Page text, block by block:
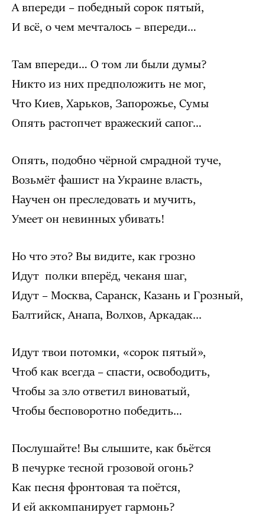
А впереди – победный сорок пятый,
И всё, о чем мечталось – впереди…
Там впереди… О том ли были думы?
Никто из них предположить не мог,
Что Киев, Харьков, Запорожье, Сумы
Опять растопчет вражеский сапог…
Опять, подобно чёрной смрадной туче,
Возьмёт фашист на Украине власть,
Научен он преследовать и мучить,
Умеет он невинных убивать!
Но что это? Вы видите, как грозно
Идут полки вперёд, чеканя шаг,
Идут – Москва, Саранск, Казань и Грозный,
Балтийск, Анапа, Волхов, Аркадак...
Идут твои потомки, «сорок пятый»,
Чтоб как всегда – спасти, освободить,
Чтобы за зло ответил виноватый,
Чтобы бесповоротно победить…
Послушайте! Вы слышите, как бьётся
В печурке тесной грозовой огонь?
Как песня фронтовая та поётся,
И ей аккомпанирует гармонь?